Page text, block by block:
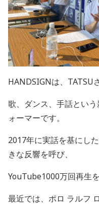
HANDSIGNは、 TATSU
歌、ダンス、手話とい
ォーマーです。
2017年に実話を基にし
きな反響を呼び、
YouTube1000万回再生
最近では、ポロ ラルフ